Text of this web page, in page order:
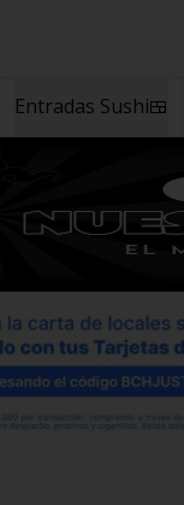
Entradas Sushi🍱